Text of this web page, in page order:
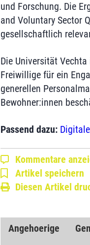
und Forschung. Die
and Voluntary Sector
gesellschaftlich
Die Universität
Freiwillige für ein
generellen
Bewohner:innen
Passend dazu:
Kommentare
Artikel speichern
Diesen Artikel
Angehoerige